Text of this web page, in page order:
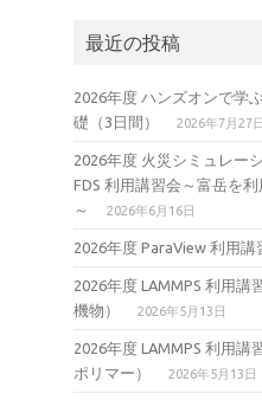
最近の投稿
2026年度 ハンズオンで学
礎（3日間）
2026年7月27日
2026年度 火災シミュレー
FDS 利用講習会～富岳を
～
2026年6月16日
2026年度 ParaView 利用講
2026年度 LAMMPS 利用講
機物）
2026年5月13日
2026年度 LAMMPS 利用講
ポリマー）
2026年5月13日